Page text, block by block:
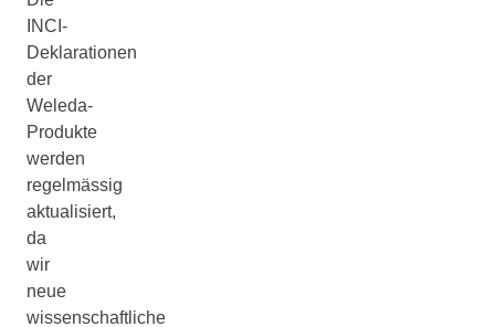
INCI-
Deklarationen
der
Weleda-
Produkte
werden
regelmässig
aktualisiert,
da
wir
neue
wissenschaftliche